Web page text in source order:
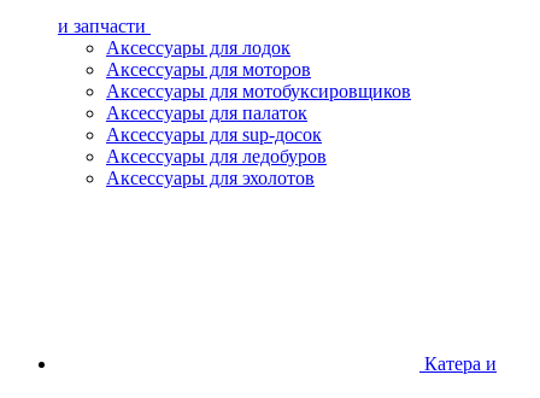
и запчасти
Аксессуары для лодок
Аксессуары для моторов
Аксессуары для мотобуксировщиков
Аксессуары для палаток
Аксессуары для sup-досок
Аксессуары для ледобуров
Аксессуары для эхолотов
Катера и